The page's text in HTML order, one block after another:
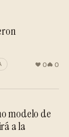
0 0
modelo de
a la